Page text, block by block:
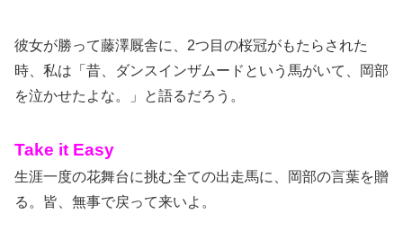
彼女が勝って藤澤厩舎に、2つ目の桜冠がもたらされた
時、私は「昔、ダンスインザムードという馬がいて、岡部
を泣かせたよな。」と語るだろう。
Take it Easy
生涯一度の花舞台に挑む全ての出走馬に、岡部の言葉を贈
る。皆、無事で戻って来いよ。